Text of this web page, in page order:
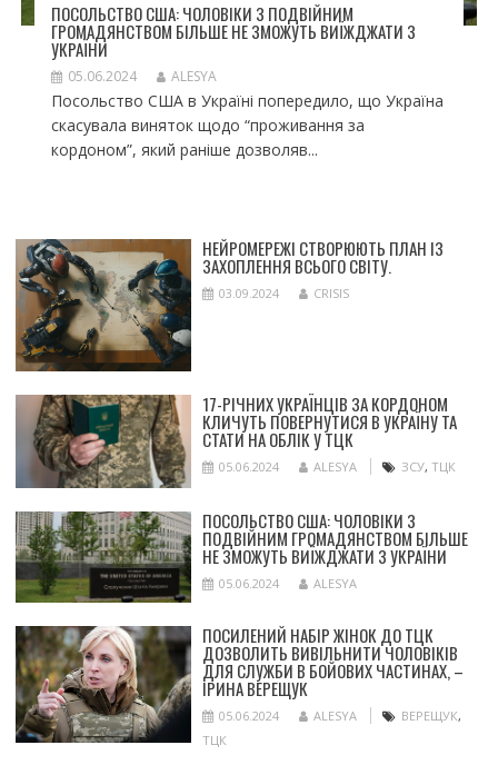
ПОСОЛЬСТВО США: ЧОЛОВІКИ З ПОДВІЙНИМ
ГРОМАДЯНСТВОМ БІЛЬШЕ НЕ ЗМОЖУТЬ ВИЇЖДЖАТИ З
УКРАЇНИ
05.06.2024 ALESYA
Посольство США в Україні попередило, що Україна
скасувала виняток щодо “проживання за
кордоном”, який раніше дозволяв...
НЕЙРОМЕРЕЖІ СТВОРЮЮТЬ ПЛАН ІЗ
ЗАХОПЛЕННЯ ВСЬОГО СВІТУ.
03.09.2024 CRISIS
17-РІЧНИХ УКРАЇНЦІВ ЗА КОРДОНОМ
КЛИЧУТЬ ПОВЕРНУТИСЯ В УКРАЇНУ ТА
СТАТИ НА ОБЛІК У ТЦК
05.06.2024 ALESYA ЗСУ, ТЦК
ПОСОЛЬСТВО США: ЧОЛОВІКИ З
ПОДВІЙНИМ ГРОМАДЯНСТВОМ БІЛЬШЕ
НЕ ЗМОЖУТЬ ВИЇЖДЖАТИ З УКРАЇНИ
05.06.2024 ALESYA
ПОСИЛЕНИЙ НАБІР ЖІНОК ДО ТЦК
ДОЗВОЛИТЬ ВИВІЛЬНИТИ ЧОЛОВІКІВ
ДЛЯ СЛУЖБИ В БОЙОВИХ ЧАСТИНАХ, –
ІРИНА ВЕРЕЩУК
05.06.2024 ALESYA ВЕРЕЩУК,
ТЦК